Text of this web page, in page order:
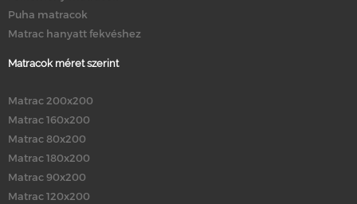
Puha matracok
Matrac hanyatt fekvéshez
Matracok méret szerint
Matrac 200x200
Matrac 160x200
Matrac 80x200
Matrac 180x200
Matrac 90x200
Matrac 120x200